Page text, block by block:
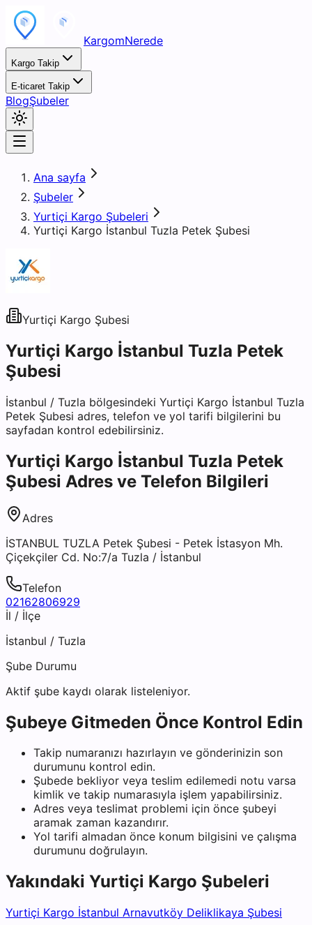
KargomNerede
Kargo Takip
E-ticaret Takip
BlogŞubeler
Ana sayfa
Şubeler
Yurtiçi Kargo Şubeleri
Yurtiçi Kargo İstanbul Tuzla Petek Şubesi
Yurtiçi Kargo Şubesi
Yurtiçi Kargo İstanbul Tuzla Petek
Şubesi
İstanbul / Tuzla bölgesindeki Yurtiçi Kargo İstanbul Tuzla
Petek Şubesi adres, telefon ve yol tarifi bilgilerini bu
sayfadan kontrol edebilirsiniz.
Yurtiçi Kargo İstanbul Tuzla Petek
Şubesi Adres ve Telefon Bilgileri
Adres
İSTANBUL TUZLA Petek Şubesi - Petek İstasyon Mh.
Çiçekçiler Cd. No:7/a Tuzla / İstanbul
Telefon
02162806929
İl / İlçe
İstanbul / Tuzla
Şube Durumu
Aktif şube kaydı olarak listeleniyor.
Şubeye Gitmeden Önce Kontrol Edin
Takip numaranızı hazırlayın ve gönderinizin son
durumunu kontrol edin.
Şubede bekliyor veya teslim edilemedi notu varsa
kimlik ve takip numarasıyla işlem yapabilirsiniz.
Adres veya teslimat problemi için önce şubeyi
aramak zaman kazandırır.
Yol tarifi almadan önce konum bilgisini ve çalışma
durumunu doğrulayın.
Yakındaki Yurtiçi Kargo Şubeleri
Yurtiçi Kargo İstanbul Arnavutköy Deliklikaya Şubesi